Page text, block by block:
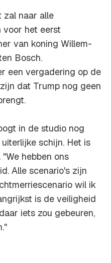
zal naar alle
voor het eerst
van koning Willem-
Bosch.
een vergadering op de
dat Trump nog geen
in de studio nog
schijn. Het is
hebben ons
Alle scenario's zijn
wil ik
is de veiligheid
iets zou gebeuren,